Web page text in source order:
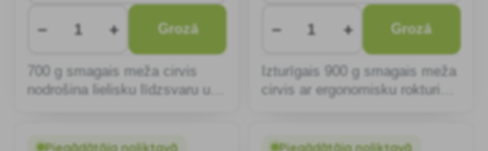
− + Grozā
700 g smagais meža cirvis
nodrošina lielisku līdzsvaru un
rokturis nodrošina efektīvu
− + Grozā
Izturīgais 900 g smagais meža
cirvis ar ergonomisku rokturi
vai kopjot kokus, un ir ideāli
Piegādātāja noliktavā
Piegādātāja noliktavā